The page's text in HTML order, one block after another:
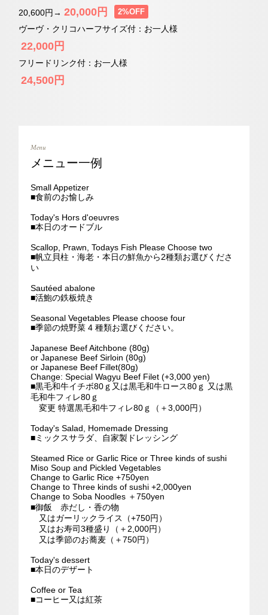
20,600円→ 20,000円 2%OFF
ヴーヴ・クリコハーフサイズ付：お一人様
22,000円
フリードリンク付：お一人様
24,500円
Menu
メニュー一例
Small Appetizer
■食前のお愉しみ
Today's Hors d'oeuvres
■本日のオードブル
Scallop, Prawn, Todays Fish Please Choose two
■帆立貝柱・海老・本日の鮮魚から2種類お選びくださ
い
Sautéed abalone
■活鮑の鉄板焼き
Seasonal Vegetables Please choose four
■季節の焼野菜 4 種類お選びください。
Japanese Beef Aitchbone (80g)
or Japanese Beef Sirloin (80g)
or Japanese Beef Fillet(80g)
Change: Special Wagyu Beef Filet (+3,000 yen)
■黒毛和牛イチボ80ｇ又は黒毛和牛ロース80ｇ 又は黒
毛和牛フィレ80ｇ
変更 特選黒毛和牛フィレ80ｇ（＋3,000円）
Today's Salad, Homemade Dressing
■ミックスサラダ、自家製ドレッシング
Steamed Rice or Garlic Rice or Three kinds of sushi
Miso Soup and Pickled Vegetables
Change to Garlic Rice +750yen
Change to Three kinds of sushi +2,000yen
Change to Soba Noodles ＋750yen
■御飯 赤だし・香の物
又はガーリックライス（+750円）
又はお寿司3種盛り（＋2,000円）
又は季節のお蕎麦（＋750円）
Today's dessert
■本日のデザート
Coffee or Tea
■コーヒー又は紅茶
お問い合わせ